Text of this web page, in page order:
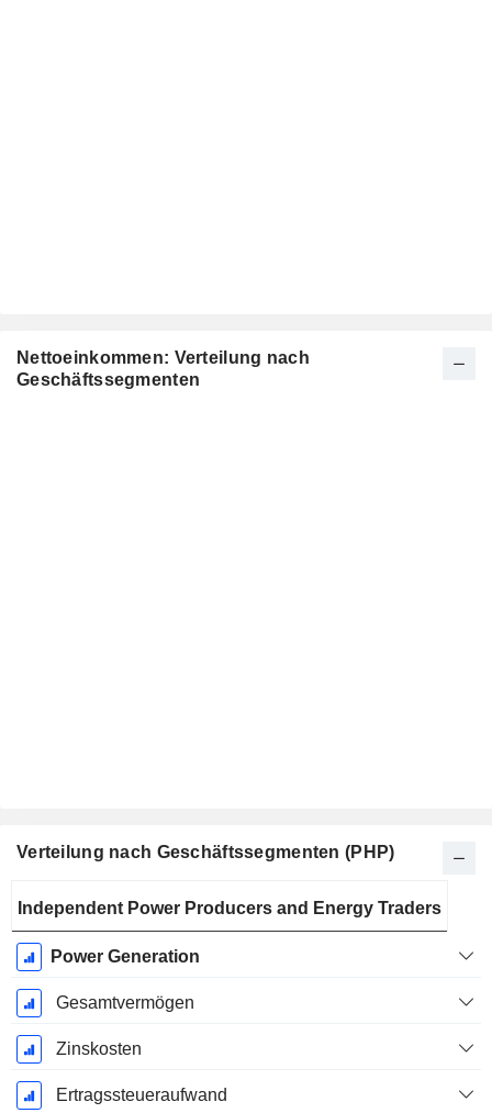
Nettoeinkommen: Verteilung nach
Geschäftssegmenten
Verteilung nach Geschäftssegmenten (PHP)
Geschäftsjahres:
Dezember
Independent Power Producers and Energy Traders
Power Generation
Gesamtvermögen
Zinskosten
Ertragssteueraufwand